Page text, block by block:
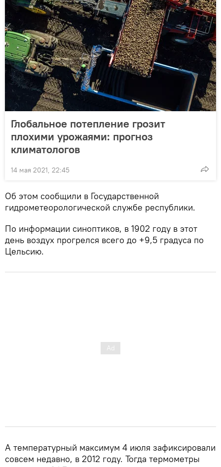
Глобальное потепление грозит
плохими урожаями: прогноз
климатологов
14 мая 2021, 22:45
Об этом сообщили в Государственной
гидрометеорологической службе республики.
По информации синоптиков, в 1902 году в этот
день воздух прогрелся всего до +9,5 градуса по
Цельсию.
А температурный максимум 4 июля зафиксировали
совсем недавно, в 2012 году. Тогда термометры